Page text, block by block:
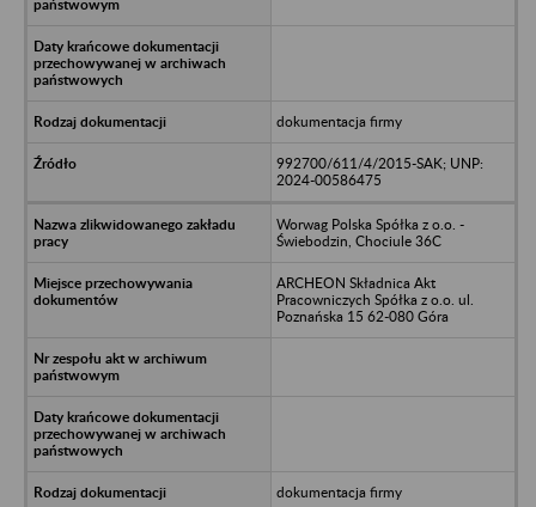
dokumentacja firmy
992700/611/4/2015-SAK; UNP:
2024-00586475
Worwag Polska Spółka z o.o. -
Świebodzin, Chociule 36C
ARCHEON Składnica Akt
Pracowniczych Spółka z o.o. ul.
Poznańska 15 62-080 Góra
dokumentacja firmy